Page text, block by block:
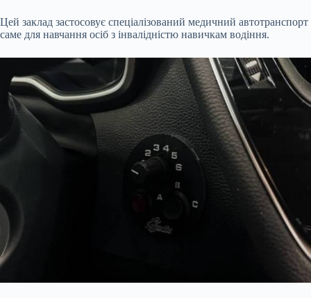
Цей заклад застосовує спеціалізований медичний автотранспорт
саме для навчання осіб з інвалідністю навичкам водіння.